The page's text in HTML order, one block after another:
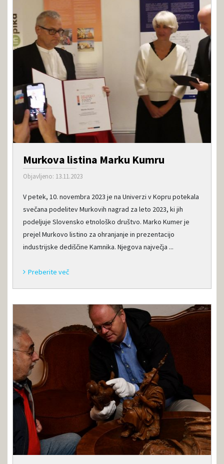
Murkova listina Marku Kumru
Objavljeno: 13.11.2023
V petek, 10. novembra 2023 je na Univerzi v Kopru potekala
svečana podelitev Murkovih nagrad za leto 2023, ki jih
podeljuje Slovensko etnološko društvo. Marko Kumer je
prejel Murkovo listino za ohranjanje in prezentacijo
industrijske dediščine Kamnika. Njegova največja ...
Preberite več